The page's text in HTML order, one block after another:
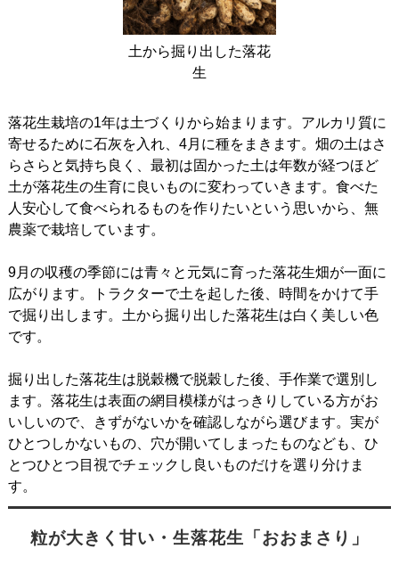
土から掘り出した落花
生
落花生栽培の1年は土づくりから始まります。アルカリ質に
寄せるために石灰を入れ、4月に種をまきます。畑の土はさ
らさらと気持ち良く、最初は固かった土は年数が経つほど
土が落花生の生育に良いものに変わっていきます。食べた
人安心して食べられるものを作りたいという思いから、無
農薬で栽培しています。
9月の収穫の季節には青々と元気に育った落花生畑が一面に
広がります。トラクターで土を起した後、時間をかけて手
で掘り出します。土から掘り出した落花生は白く美しい色
です。
掘り出した落花生は脱穀機で脱穀した後、手作業で選別し
ます。落花生は表面の網目模様がはっきりしている方がお
いしいので、きずがないかを確認しながら選びます。実が
ひとつしかないもの、穴が開いてしまったものなども、ひ
とつひとつ目視でチェックし良いものだけを選り分けま
す。
粒が大きく甘い・生落花生「おおまさり」